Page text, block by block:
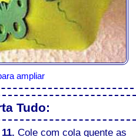
ampliar
Tudo:
11. Cole com cola quente as